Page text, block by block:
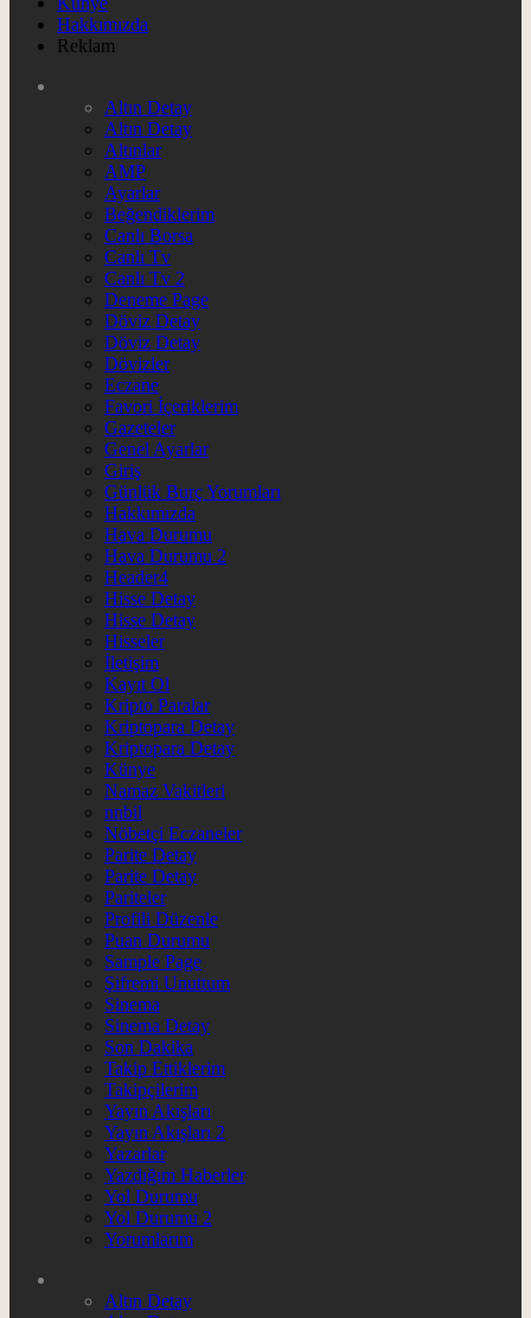
Hakkımızda
Reklam
Altın Detay
Altın Detay
Altınlar
AMP
Ayarlar
Beğendiklerim
Canlı Borsa
Canlı Tv
Canlı Tv 2
Deneme Page
Döviz Detay
Döviz Detay
Dövizler
Eczane
Favori İçeriklerim
Gazeteler
Genel Ayarlar
Giriş
Günlük Burç Yorumları
Hakkımızda
Hava Durumu
Hava Durumu 2
Header4
Hisse Detay
Hisse Detay
Hisseler
İletişim
Kayıt Ol
Kripto Paralar
Kriptopara Detay
Kriptopara Detay
Künye
Namaz Vakitleri
nnbil
Nöbetçi Eczaneler
Parite Detay
Parite Detay
Pariteler
Profili Düzenle
Puan Durumu
Sample Page
Şifremi Unuttum
Sinema
Sinema Detay
Son Dakika
Takip Ettiklerim
Takipçilerim
Yayın Akışları
Yayın Akışları 2
Yazarlar
Yazdığım Haberler
Yol Durumu
Yol Durumu 2
Yorumlarım
Altın Detay